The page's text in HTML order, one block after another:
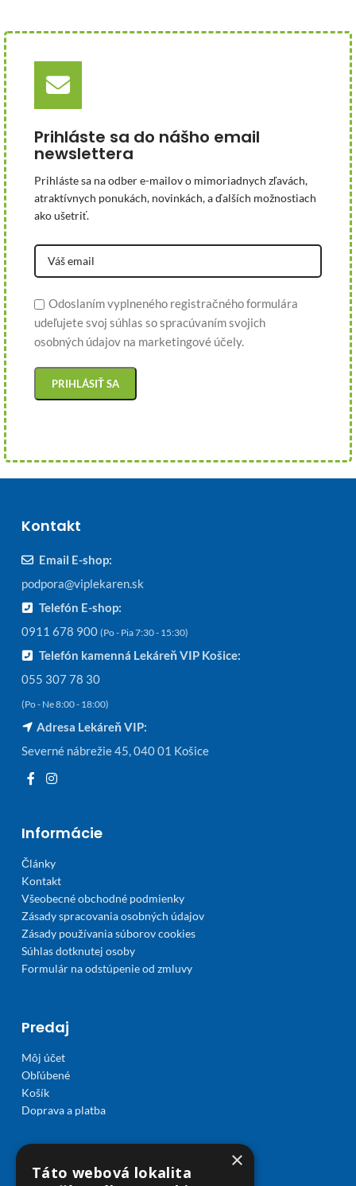
Prihláste sa do nášho email
newslettera
Prihláste sa na odber e-mailov o mimoriadnych zľavách,
atraktívnych ponukách, novinkách, a ďalších možnostiach
ako ušetriť.
Odoslaním vyplneného registračného formulára
udeľujete svoj súhlas so spracúvaním svojich
osobných údajov na marketingové účely.
Kontakt
Email E-shop:
podpora@viplekaren.sk
Telefón E-shop:
0911 678 900 (Po - Pia 7:30 - 15:30)
Telefón kamenná Lekáreň VIP Košice:
055 307 78 30
(Po - Ne 8:00 - 18:00)
Adresa Lekáreň VIP:
Severné nábrežie 45, 040 01 Košice
Informácie
Články
Kontakt
Všeobecné obchodné podmienky
Zásady spracovania osobných údajov
Zásady používania súborov cookies
Súhlas dotknutej osoby
Formulár na odstúpenie od zmluvy
Predaj
Môj účet
Obľúbené
Košík
Doprava a platba
×
Táto webová lokalita